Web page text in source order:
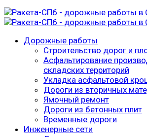
Дорожные работы
Строительство дорог и
Асфальтирование
складских территорий
Укладка асфальтовой
Дороги из вторичных
Ямочный ремонт
Дороги из бетонных плит
Временные дороги
Инженерные сети